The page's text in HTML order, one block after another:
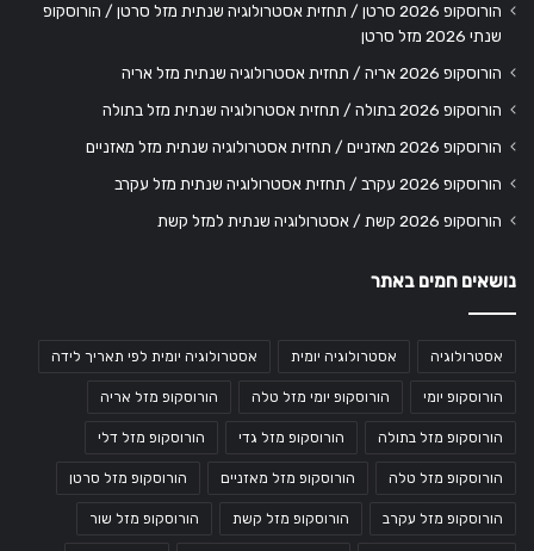
הורוסקופ 2026 סרטן / תחזית אסטרולוגיה שנתית מזל סרטן / הורוסקופ
שנתי 2026 מזל סרטן
הורוסקופ 2026 אריה / תחזית אסטרולוגיה שנתית מזל אריה
הורוסקופ 2026 בתולה / תחזית אסטרולוגיה שנתית מזל בתולה
הורוסקופ 2026 מאזניים / תחזית אסטרולוגיה שנתית מזל מאזניים
הורוסקופ 2026 עקרב / תחזית אסטרולוגיה שנתית מזל עקרב
הורוסקופ 2026 קשת / אסטרולוגיה שנתית למזל קשת
נושאים חמים באתר
אסטרולוגיה אסטרולוגיה יומית אסטרולוגיה יומית לפי תאריך לידה
הורוסקופ יומי הורוסקופ יומי מזל טלה הורוסקופ מזל אריה
הורוסקופ מזל בתולה הורוסקופ מזל גדי הורוסקופ מזל דלי
הורוסקופ מזל טלה הורוסקופ מזל מאזניים הורוסקופ מזל סרטן
הורוסקופ מזל עקרב הורוסקופ מזל קשת הורוסקופ מזל שור